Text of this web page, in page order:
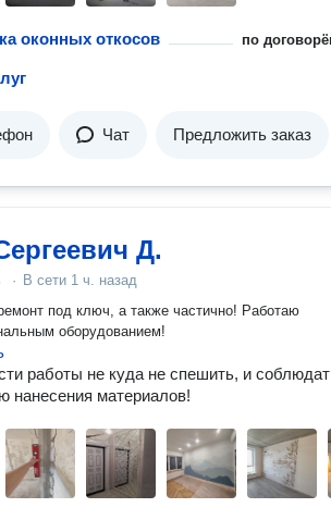
оконных откосов по
Чат Предложить заказ
Д.
· В сети 1 ч. назад
под ключ, а также частично! Работаю
оборудованием!
работы не куда не спешить, и
нанесения материалов!